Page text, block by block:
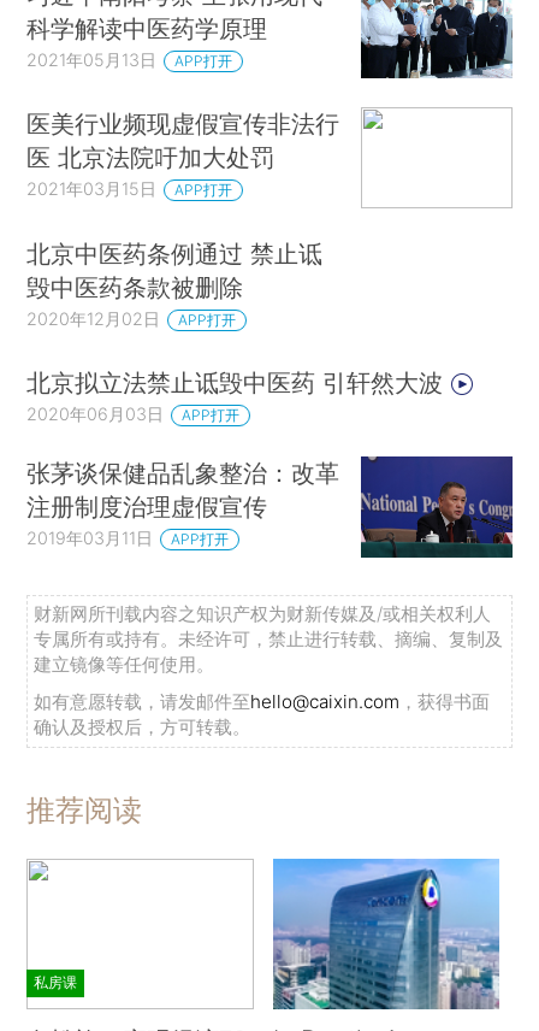
科学解读中医药学原理
2021年05月13日 APP打开
医美行业频现虚假宣传非法行
医 北京法院吁加大处罚
2021年03月15日 APP打开
北京中医药条例通过 禁止诋
毁中医药条款被删除
2020年12月02日 APP打开
北京拟立法禁止诋毁中医药 引轩然大波
2020年06月03日 APP打开
张茅谈保健品乱象整治：改革
注册制度治理虚假宣传
2019年03月11日 APP打开
财新网所刊载内容之知识产权为财新传媒及/或相关权利人
专属所有或持有。未经许可，禁止进行转载、摘编、复制及
建立镜像等任何使用。
如有意愿转载，请发邮件至hello@caixin.com ，获得书面
确认及授权后，方可转载。
推荐阅读
私房课